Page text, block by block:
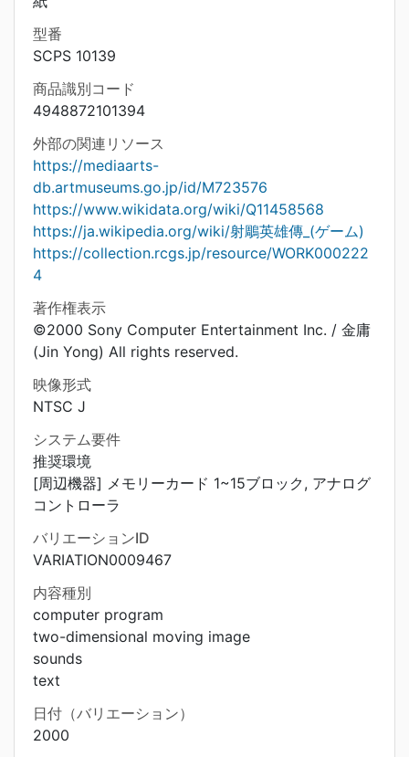
型番
SCPS 10139
商品識別コード
4948872101394
外部の関連リソース
https://mediaarts-
db.artmuseums.go.jp/id/M723576
https://www.wikidata.org/wiki/Q11458568
https://ja.wikipedia.org/wiki/射鵰英雄傳_(ゲーム)
https://collection.rcgs.jp/resource/WORK000222
4
著作権表示
©2000 Sony Computer Entertainment Inc. / 金庸
(Jin Yong) All rights reserved.
映像形式
NTSC J
システム要件
推奨環境
[周辺機器] メモリーカード 1~15ブロック, アナログ
コントローラ
バリエーションID
VARIATION0009467
内容種別
computer program
two-dimensional moving image
sounds
text
日付（バリエーション）
2000